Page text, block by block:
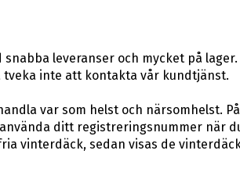
snabba leveranser och mycket på
inte att kontakta vår kundtjänst.
var som helst och närsomhelst.
ditt registreringsnummer när
vinterdäck, sedan visas de vinterdäck